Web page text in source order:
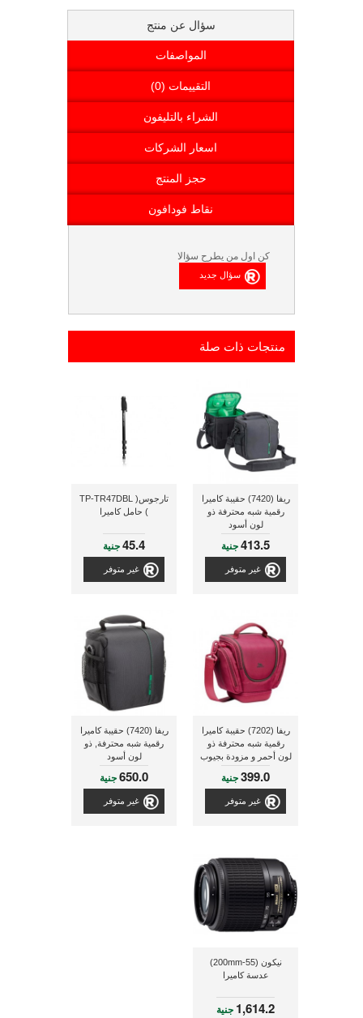
سؤال عن منتج
المواصفات
التقييمات (0)
الشراء بالتليفون
اسعار الشركات
حجز المنتج
نقاط فودافون
كن اول من يطرح سؤالا
منتجات ذات صلة
ريفا (7420) حقيبة كاميرا
رقمية شبه محترفة ذو
لون أسود
413.5جنية
غير متوفر
تارجوس( TP-TR47DBL
) حامل كاميرا
45.4جنية
غير متوفر
ريفا (7202) حقيبة كاميرا
رقمية شبه محترفة ذو
لون أحمر و مزودة بجيوب
جانبية
399.0جنية
غير متوفر
ريفا (7420) حقيبة كاميرا
رقمية شبه محترفة, ذو
لون أسود
650.0جنية
غير متوفر
نيكون (200mm-55)
عدسة كاميرا
1,614.2 جنية